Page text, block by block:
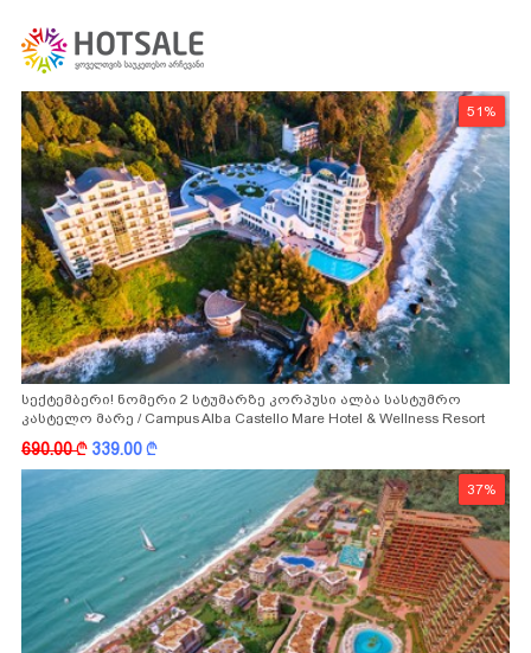
51%
სექტემბერი! ნომერი 2 სტუმარზე კორპუსი ალბა სასტუმრო
კასტელო მარე / Campus Alba Castello Mare Hotel & Wellness Resort
-სგან!
690.00k 339.00k
37%